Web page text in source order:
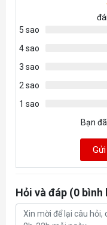
Hỗ trợ HDCP
Đầu cấp nguồn
Nguồn đề nghị
Hỗ trợ DirectX
5 sao
4 sao
3 sao
2 sao
1 sao
Bạn
Hỏi và đáp (0 bình